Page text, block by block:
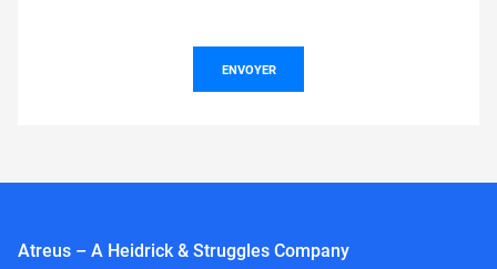
ENVOYER
Atreus – A Heidrick & Struggles Company